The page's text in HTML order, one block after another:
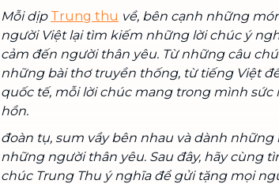
Mỗi dịp Trung thu về, bên cạnh những
người Việt lại tìm kiếm những lời chúc ý
cảm đến người thân yêu. Từ những câu
những bài thơ truyền thống, từ tiếng Việt
quốc tế, mỗi lời chúc mang trong mình sức
hồn.
đoàn tụ, sum vầy bên nhau và dành
những người thân yêu. Sau đây, hãy cùng
chúc Trung Thu ý nghĩa để gửi tặng mọi